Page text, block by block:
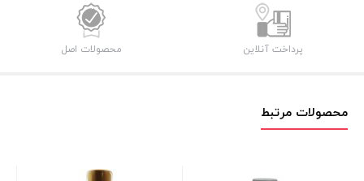
پرداخت آنلاین محصولات اصل
محصولات مرتبط